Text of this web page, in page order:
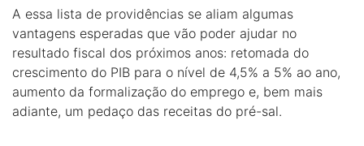
A essa lista de providências se aliam algumas
vantagens esperadas que vão poder ajudar no
resultado fiscal dos próximos anos: retomada do
crescimento do PIB para o nível de 4,5% a 5% ao ano,
aumento da formalização do emprego e, bem mais
adiante, um pedaço das receitas do pré-sal.